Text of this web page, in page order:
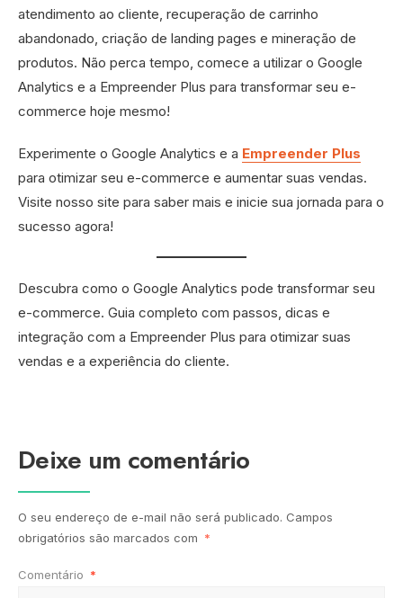
atendimento ao cliente, recuperação de carrinho
abandonado, criação de landing pages e mineração de
produtos. Não perca tempo, comece a utilizar o Google
Analytics e a Empreender Plus para transformar seu e-
commerce hoje mesmo!
Experimente o Google Analytics e a Empreender Plus
para otimizar seu e-commerce e aumentar suas vendas.
Visite nosso site para saber mais e inicie sua jornada para o
sucesso agora!
Descubra como o Google Analytics pode transformar seu
e-commerce. Guia completo com passos, dicas e
integração com a Empreender Plus para otimizar suas
vendas e a experiência do cliente.
Deixe um comentário
O seu endereço de e-mail não será publicado. Campos
obrigatórios são marcados com *
Comentário *